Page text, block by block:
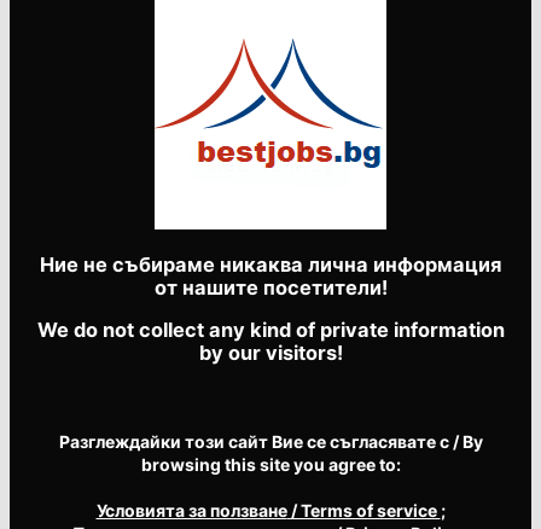
Ние не събираме никаква лична информация
от нашите посетители!
We do not collect any kind of private information
by our visitors!
Разглеждайки този сайт Вие се съгласявате с / By
browsing this site you agree to:
Условията за ползване/ Terms of service ;